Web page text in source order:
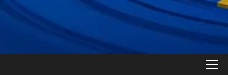
القائمة